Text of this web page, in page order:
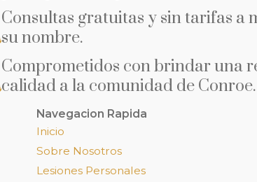
Consultas gratuitas y sin tarifas a
su nombre.
Comprometidos con brindar una
calidad a la comunidad de Conroe.
Navegacion Rapida
Inicio
Sobre Nosotros
Lesiones Personales